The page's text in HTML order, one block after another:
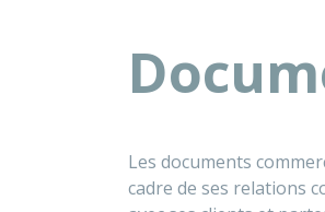
Les documents
cadre de ses relations